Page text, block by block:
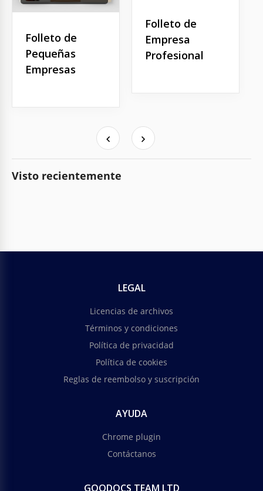
Folleto de
Pequeñas
Empresas
Folleto de
Empresa
Profesional
Visto recientemente
LEGAL
Licencias de archivos
Términos y condiciones
Política de privacidad
Política de cookies
Reglas de reembolso y suscripción
AYUDA
Chrome plugin
Contáctanos
GOODOCS TEAM LTD